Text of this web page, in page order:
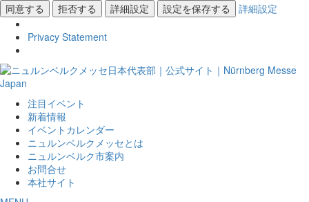
同意する
拒否する 詳細設定 設定を保存する 詳細設定
Privacy Statement
注目イベント
新着情報
イベントカレンダー
ニュルンベルクメッセとは
ニュルンベルク市案内
お問合せ
本社サイト